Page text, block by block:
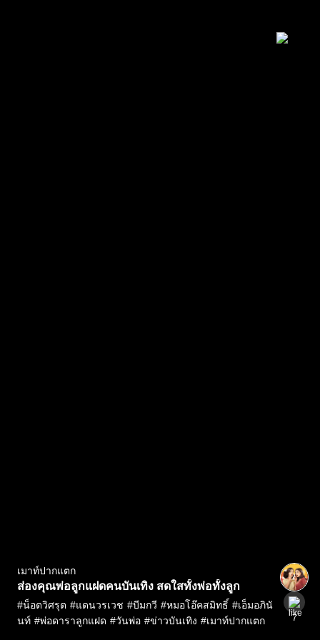
เมาท์ปากแตก
ส่องคุณพ่อลูกแฝดคนบันเทิง สดใสทั้งพ่อทั้งลูก
#น็อตวิศรุต #แดนวรเวช #บีมกวี #หมอโอ๊คสมิทธิ์ #เอ็มอภินั
นท์ #พ่อดาราลูกแฝด #วันพ่อ #ข่าวบันเทิง #เมาท์ปากแตก 7